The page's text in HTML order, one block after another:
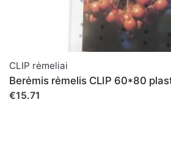
CLIP rėmeliai
Berėmis rėmelis CLIP 60*80
€15.71